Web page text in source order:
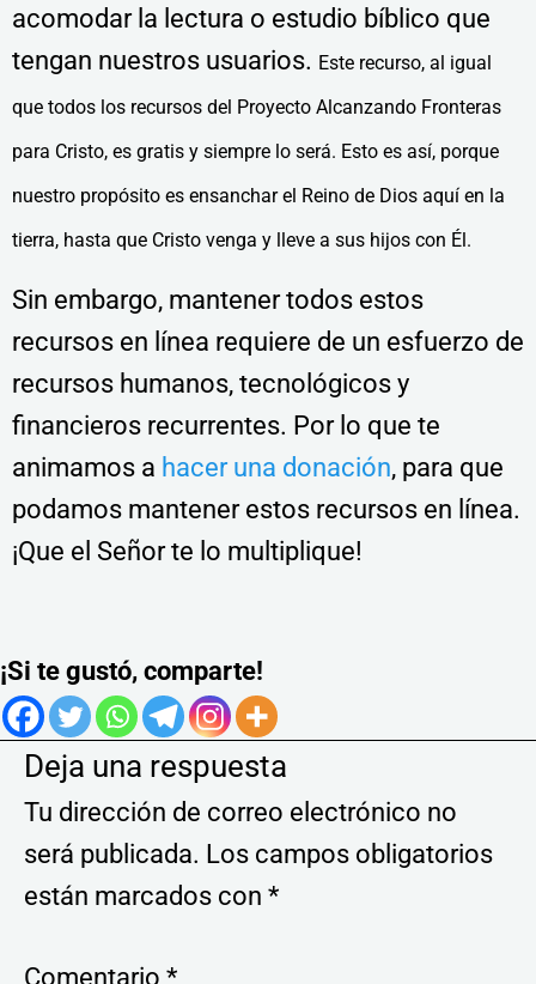
acomodar la lectura o estudio bíblico que
tengan nuestros usuarios. Este recurso, al igual
que todos los recursos del Proyecto Alcanzando Fronteras
para Cristo, es gratis y siempre lo será. Esto es así, porque
nuestro propósito es ensanchar el Reino de Dios aquí en la
tierra, hasta que Cristo venga y lleve a sus hijos con Él.
Sin embargo, mantener todos estos
recursos en línea requiere de un esfuerzo de
recursos humanos, tecnológicos y
financieros recurrentes. Por lo que te
animamos a hacer una donación, para que
podamos mantener estos recursos en línea.
¡Que el Señor te lo multiplique!
¡Si te gustó, comparte!
Deja una respuesta
Tu dirección de correo electrónico no
será publicada. Los campos obligatorios
están marcados con *
Comentario *